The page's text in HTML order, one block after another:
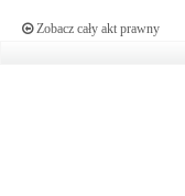
Zobacz cały akt prawny